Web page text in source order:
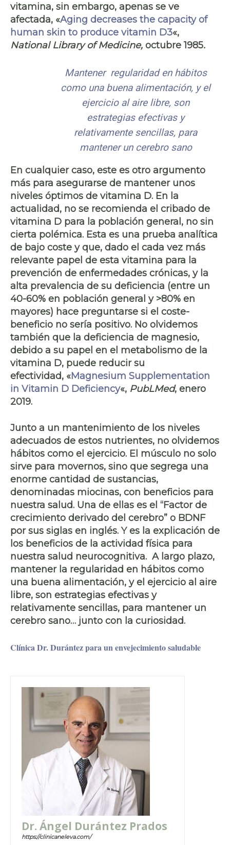
vitamina, sin embargo, apenas se ve
afectada, «Aging decreases the capacity of
human skin to produce vitamin D3«,
National Library of Medicine, octubre 1985.
Mantener regularidad en hábitos
como una buena alimentación, y el
ejercicio al aire libre, son
estrategias efectivas y
relativamente sencillas, para
mantener un cerebro sano
En cualquier caso, este es otro argumento
más para asegurarse de mantener unos
niveles óptimos de vitamina D. En la
actualidad, no se recomienda el cribado de
vitamina D para la población general, no sin
cierta polémica. Esta es una prueba analítica
de bajo coste y que, dado el cada vez más
relevante papel de esta vitamina para la
prevención de enfermedades crónicas, y la
alta prevalencia de su deficiencia (entre un
40-60% en población general y >80% en
mayores) hace preguntarse si el coste-
beneficio no sería positivo. No olvidemos
también que la deficiencia de magnesio,
debido a su papel en el metabolismo de la
vitamina D, puede reducir su
efectividad, «Magnesium Supplementation
in Vitamin D Deficiency«, PubLMed, enero
2019.
Junto a un mantenimiento de los niveles
adecuados de estos nutrientes, no olvidemos
hábitos como el ejercicio. El músculo no solo
sirve para movernos, sino que segrega una
enorme cantidad de sustancias,
denominadas miocinas, con beneficios para
nuestra salud. Una de ellas es el “Factor de
crecimiento derivado del cerebro” o BDNF
por sus siglas en inglés. Y es la explicación de
los beneficios de la actividad física para
nuestra salud neurocognitiva. A largo plazo,
mantener la regularidad en hábitos como
una buena alimentación, y el ejercicio al aire
libre, son estrategias efectivas y
relativamente sencillas, para mantener un
cerebro sano… junto con la curiosidad.
Clínica Dr. Durántez para un envejecimiento saludable
Dr. Ángel Durántez Prados
https://clinicaneleva.com/